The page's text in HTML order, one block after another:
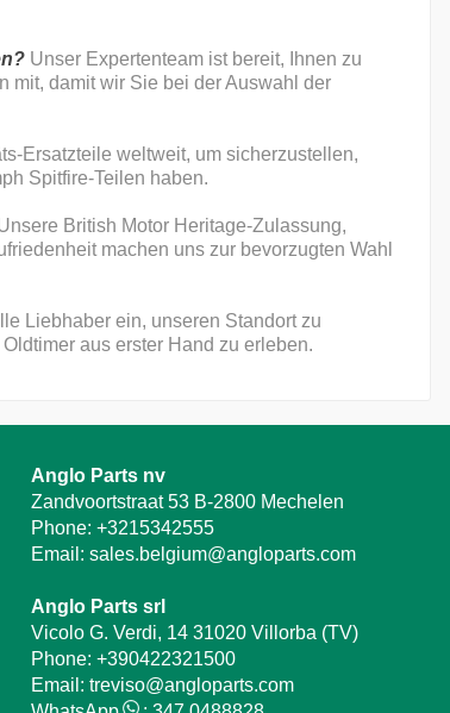
Unser Expertenteam ist bereit, Ihnen zu
mit, damit wir Sie bei der Auswahl der
Ersatzteile weltweit, um sicherzustellen,
Spitfire-Teilen haben.
British Motor Heritage-Zulassung,
machen uns zur bevorzugten Wahl
Liebhaber ein, unseren Standort zu
aus erster Hand zu erleben.
Anglo Parts nv
Zandvoortstraat 53 B-2800 Mechelen
Phone: +3215342555
Email: sales.belgium@angloparts.com
Anglo Parts srl
Vicolo G. Verdi, 14 31020 Villorba (TV)
Phone: +390422321500
Email: treviso@angloparts.com